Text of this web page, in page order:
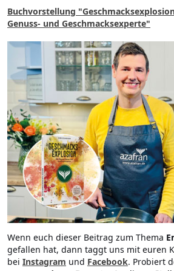
Buchvorstellung
Genuss- und Geschmacksexperte"
Wenn euch dieser Beitrag zum Thema
gefallen hat, dann taggt uns mit euren
bei Instagram und Facebook. Probiert